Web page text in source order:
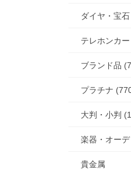
ダイヤ・宝
テレホンカ
ブランド品
プラチナ
大判・小判
楽器・オー
貴金属